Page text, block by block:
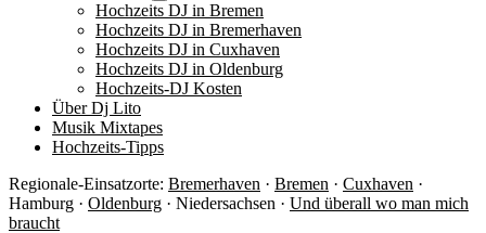
Hochzeits DJ in Bremen
Hochzeits DJ in Bremerhaven
Hochzeits DJ in Cuxhaven
Hochzeits DJ in Oldenburg
Hochzeits-DJ Kosten
Über Dj Lito
Musik Mixtapes
Hochzeits-Tipps
Regionale-Einsatzorte: Bremerhaven · Bremen · Cuxhaven ·
Hamburg · Oldenburg · Niedersachsen · Und überall wo man mich
braucht